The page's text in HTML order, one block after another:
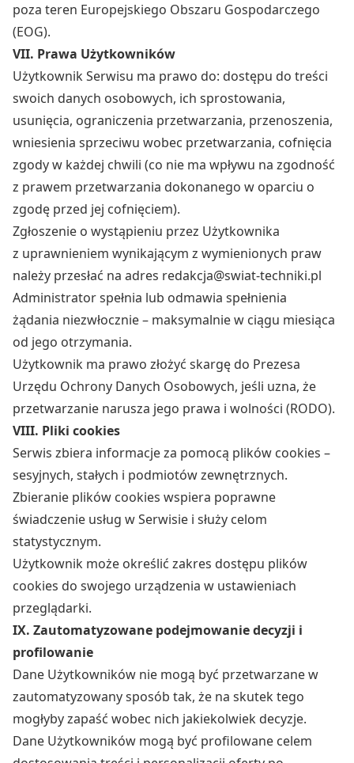
poza teren Europejskiego Obszaru Gospodarczego
(EOG).
VII. Prawa Użytkowników
Użytkownik Serwisu ma prawo do: dostępu do treści
swoich danych osobowych, ich sprostowania,
usunięcia, ograniczenia przetwarzania, przenoszenia,
wniesienia sprzeciwu wobec przetwarzania, cofnięcia
zgody w każdej chwili (co nie ma wpływu na zgodność
z prawem przetwarzania dokonanego w oparciu o
zgodę przed jej cofnięciem).
Zgłoszenie o wystąpieniu przez Użytkownika
z uprawnieniem wynikającym z wymienionych praw
należy przesłać na adres redakcja@swiat-techniki.pl
Administrator spełnia lub odmawia spełnienia
żądania niezwłocznie – maksymalnie w ciągu miesiąca
od jego otrzymania.
Użytkownik ma prawo złożyć skargę do Prezesa
Urzędu Ochrony Danych Osobowych, jeśli uzna, że
przetwarzanie narusza jego prawa i wolności (RODO).
VIII. Pliki cookies
Serwis zbiera informacje za pomocą plików cookies –
sesyjnych, stałych i podmiotów zewnętrznych.
Zbieranie plików cookies wspiera poprawne
świadczenie usług w Serwisie i służy celom
statystycznym.
Użytkownik może określić zakres dostępu plików
cookies do swojego urządzenia w ustawieniach
przeglądarki.
IX. Zautomatyzowane podejmowanie decyzji i
profilowanie
Dane Użytkowników nie mogą być przetwarzane w
zautomatyzowany sposób tak, że na skutek tego
mogłyby zapaść wobec nich jakiekolwiek decyzje.
Dane Użytkowników mogą być profilowane celem